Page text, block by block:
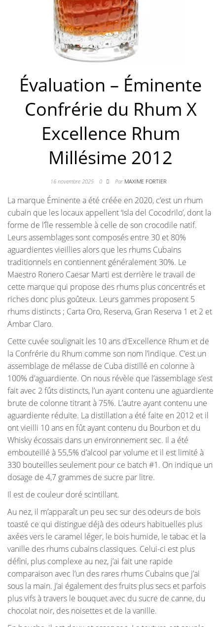
Évaluation – Éminente
Confrérie du Rhum X
Excellence Rhum
Millésime 2012
16 novembre 2025 0 Par MAXIME FORTIER
La marque Éminente a été créée en 2020, c’est un rhum
cubain que les locaux appellent ‘Isla del Cocodrilo’, dont la
forme de l’île ressemble à celle de son crocodile natif.
Leurs assemblages sont composés entre 30 et 80%
aguardientes vieillies alors que les rhums Cubains
traditionnels en contiennent généralement 30%. Le
Maestro Ronero Caesar Marti est derrière le travail de
cette marque qui propose des rhums plus concentrés et
riches donc plus goûteux. Leurs gammes proposent 5
rhums distincts ; Carta Oro, Reserva, Gran Reserva 1 et 2 et
Ambar Claro.
Cette cuvée soulignait les 10 ans d’Excellence Rhum et de
la Confrérie du Rhum comme son nom l’indique. C’est un
assemblage de mélasse de Cuba distillé en colonne à
100% d’aguardiente. On nous révèle que l’assemblage s’est
fait avec 2 fûts distincts, l’un ayant contenu une aguardiente
brute de colonne titrant à 75%. L’autre ayant contenu une
aguardiente réduite. La distillation a été faite en 2012 et il
ont vieilli 10 ans en fût ayant contenu du Bourbon et du
Whisky écossais dans un environnement sec. Il a été
embouteillé à 55,5% d’alcool par volume et il est limité à
330 bouteilles seulement pour ce batch #1. On indique un
dosage de 4,7 grammes de sucre par litre.
Il est de couleur doré scintillant.
Au nez, il m’apparaît un peu sec sur des odeurs de bois
toasté ce qui distingue déjà des odeurs habituelles plus
axées vers le caramel léger, le bois humide, le tabac et la
vanille des rhums cubains classiques. Celui-ci est plus
défini, plus complexe au nez, j’ai fait une rapide
comparaison avec l’un des rares rhums Cubains que j’ai
sous la main. J’ai également des fruits plus secs et parfois
plus vifs à travers le bouquet avec du sucre de canne, du
chocolat noir, des noisettes et de la vanille.